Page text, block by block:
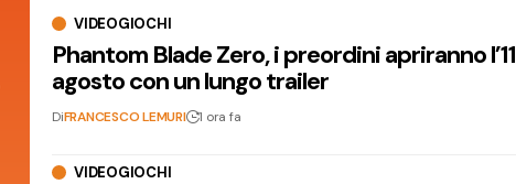
VIDEOGIOCHI
Phantom Blade Zero, i preordini apriranno l’11
agosto con un lungo trailer
DiFRANCESCO LEMURI 1 ora fa
VIDEOGIOCHI